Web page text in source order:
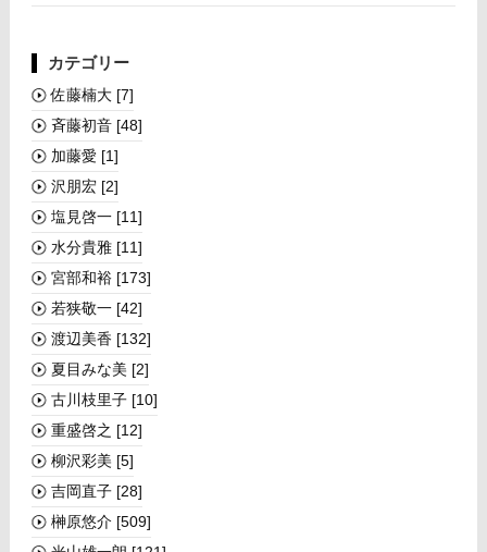
カテゴリー
佐藤楠大 [7]
斉藤初音 [48]
加藤愛 [1]
沢朋宏 [2]
塩見啓一 [11]
水分貴雅 [11]
宮部和裕 [173]
若狭敬一 [42]
渡辺美香 [132]
夏目みな美 [2]
古川枝里子 [10]
重盛啓之 [12]
柳沢彩美 [5]
吉岡直子 [28]
榊󠄀原悠介 [509]